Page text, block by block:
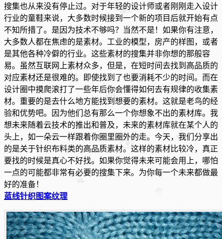
搜集也从来没有停止过。对于年轻的设计师或者刚刚走入设计
行业的童鞋来说，大多数时候接到一个新的项目后就开始有点
不知所措了。是因为技术不够吗？当然不是！如果你有注意，
大多数人都在焦虑的是素材。工业的模型，房产的样图，或者
是其他各种冷僻的行业。这些素材的搜集并非你想的那般容
易。虽然互联网上素材众多，但是，在短时间去找到高品质的
对应素材还是很难的。即使找到了也要消耗不少的时间。而在
设计圈中摸爬滚打了一些年后你会懂得如何去有规律的收集素
材。重要的是去什么地方能找到想要的素材。这就是老鸟的经
验和优势吧。因为他们总有那么一个你想象不出的素材库。我
想未来随着云技术的推出和普及，未来的素材库就在某个人的
头上，如一朵云一样跟着你圈里圈外的走。今天，我们分享出
的是关于针织布料类的高品质素材。这样的素材比较冷，真正
要找的时候是真心不好找。如果你觉得未来可能会用上，哪怕
一点的可能都非常有必要的搜集下来。为你每一个未来都做最
好的准备！
蓝线针织图案纹理